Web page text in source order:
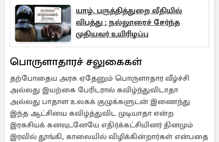
யாழ். பருத்தித்துறை வீதியில்
விபத்து : நல்லூரைச் சேர்ந்த
முதியவர் உயிரிழப்பு
பொருளாதாரச் சலுகைகள்
தற்போதைய அரசு ஏதேனும் பொருளாதார வீழ்ச்சி
அல்லது இயற்கை பேரிடரால் கவிழ்ந்துவிடாதா
அல்லது பாதாள உலகக் குழுக்களுடன் இணைந்து
இந்த ஆட்சியை கவிழ்த்துவிட முடியாதா என்ற
இரகசியக் கனவுடனேயே எதிர்க்கட்சியினர் தினமும்
இரவில் தூங்கி, காலையில் விழிக்கின்றார்கள் என்பதை